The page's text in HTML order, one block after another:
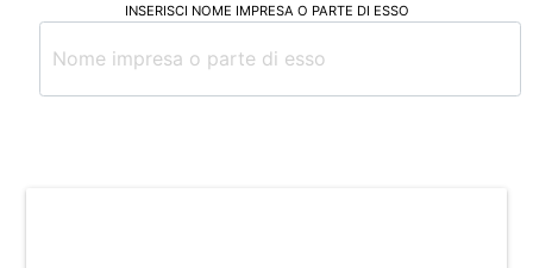
INSERISCI NOME IMPRESA O PARTE DI ESSO